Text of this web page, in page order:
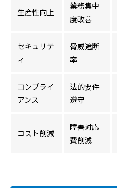
生産性向上
業務集中
度改善
セキュリテ
ィ
脅威遮断
率
コンプライ
アンス
法的要件
遵守
コスト削減
障害対応
費削減